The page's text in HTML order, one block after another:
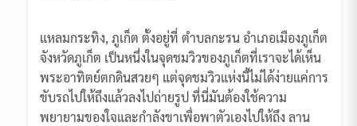
แหลมกระทิง, ภูเก็ต ตั้งอยู่ที่ ตำบลกะรน อำเภอเมืองภูเก็ต
จังหวัดภูเก็ต เป็นหนึ่งในจุดชมวิวของภูเก็ตที่เราจะได้เห็น
พระอาทิตย์ตกดินสวยๆ แต่จุดชมวิวแห่งนี้ไม่ได้ง่ายแค่การ
ขับรถไปให้ถึงแล้วลงไปถ่ายรูป ที่นี่มันต้องใช้ความ
พยายามของใจและกำลังขาเพื่อพาตัวเองไปให้ถึง ลาน